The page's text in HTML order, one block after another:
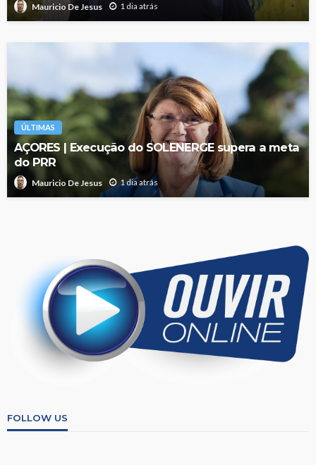
Mauricio De Jesus 1 dia atrás
ÚLTIMAS
AÇORES | Execução do SOLENERGE supera a meta
do PRR
Mauricio De Jesus 1 dia atrás
FOLLOW US